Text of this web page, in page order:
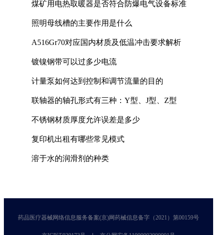
煤矿用电热取暖器是否符合防爆电气设备标准
照明母线槽的主要作用是什么
A516Gr70对应国内材质及低温冲击要求解析
镀镍钢带可以过多少电流
计量泵如何达到控制和调节流量的目的
联轴器的轴孔形式有三种：Y型、J型、Z型
不锈钢材质厚度允许误差是多少
复印机出租有哪些常见模式
溶于水的润滑剂的种类
药品医疗器械网络信息服务备案(京)网药械信息备字（2021）第00159号